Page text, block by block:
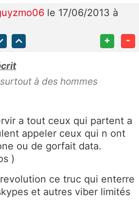
le 17/06/2013 à
+ -
à des hommes
a tout ceux qui partent a
appeler ceux qui n ont
ou de gorfait data.
)
ce truc qui enterre
et autres viber limités